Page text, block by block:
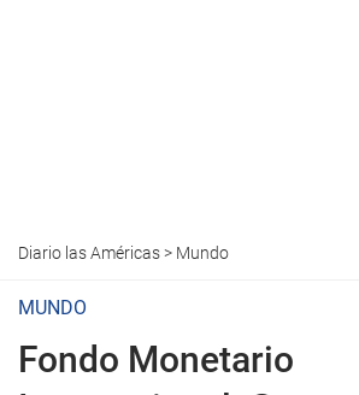
Diario las Américas> Mundo
MUNDO
Fondo Monetario